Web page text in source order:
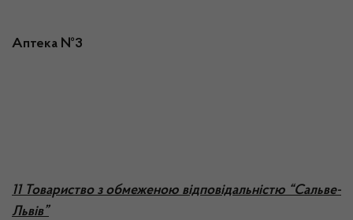
Аптека №3
11 Товариство з обмеженою відповідальністю “Сальве-
Львів”